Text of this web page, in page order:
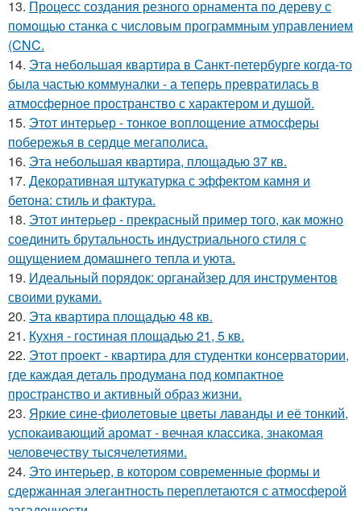
13. Процесс создания резного орнамента по дереву с
помощью станка с числовым программным управлением
(CNC.
14. Эта небольшая квартира в Санкт-петербурге когда-то
была частью коммуналки - а теперь превратилась в
атмосферное пространство с характером и душой.
15. Этот интерьер - тонкое воплощение атмосферы
побережья в сердце мегаполиса.
16. Эта небольшая квартира, площадью 37 кв.
17. Декоративная штукатурка с эффектом камня и
бетона: стиль и фактура.
18. Этот интерьер - прекрасный пример того, как можно
соединить брутальность индустриального стиля с
ощущением домашнего тепла и уюта.
19. Идеальный порядок: органайзер для инструментов
своими руками.
20. Эта квартира площадью 48 кв.
21. Кухня - гостиная площадью 21, 5 кв.
22. Этот проект - квартира для студентки консерватории,
где каждая деталь продумана под компактное
пространство и активный образ жизни.
23. Яркие сине-фиолетовые цветы лаванды и её тонкий,
успокаивающий аромат - вечная классика, знакомая
человечеству тысячелетиями.
24. Это интерьер, в котором современные формы и
сдержанная элегантность переплетаются с атмосферой